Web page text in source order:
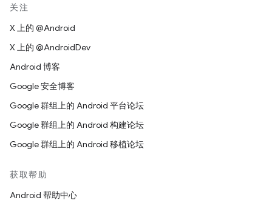
关注
X 上的 @Android
X 上的 @AndroidDev
Android 博客
Google 安全博客
Google 群组上的 Android 平台论坛
Google 群组上的 Android 构建论坛
Google 群组上的 Android 移植论坛
获取帮助
Android 帮助中心